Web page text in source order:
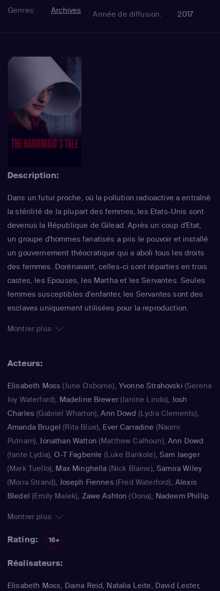
Genres: Archives Année de diffusion: 2017
Description:
Dans un futur proche, où la pollution radioactive a entraîné
la stérilité de la plupart des femmes, les Etats-Unis sont
devenus la République de Gilead. Après un coup d'Etat,
un groupe d'hommes fanatisés a pris le pouvoir et installé
un gouvernement théocratique qui a aboli tous les droits
des femmes. Dorénavant, celles-ci sont réparties en trois
castes, les Epouses, les Martha et les Servantes. Seules
femmes susceptibles d'enfanter, les Servantes sont des
esclaves uniquement utilisées pour la reproduction.
mère d'une fillette, elle a été donnée au Commandant
Volker Schlöndorff, la fable glaçante de Margaret Atwood
Montrer plus
Acteurs:
Elisabeth Moss (June Osborne), Yvonne Strahovski (Serena
Joy Waterford), Madeline Brewer(Janine Lindo), Josh
Charles (Gabriel Wharton),Ann Dowd (Lydia Clements),
Amanda Brugel (Rita Blue), Ever Carradine (Naomi
Putnam),Jonathan Watton (Matthew Calhoun),Ann Dowd
(tante Lydia),O-T Fagbenle (Luke Bankole),Sam Jaeger
(Mark Tuello), Max Minghella (Nick Blaine),Samira Wiley
(Moira Strand), Joseph Fiennes (Fred Waterford), Alexis
Bledel (Emily Malek), Zawe Ashton (Oona), Nadeem Phillip
(Aunt Lydia Clements)
Montrer plus
Rating: 16+
Réalisateurs:
Elisabeth Moss, Daina Reid, Natalia Leite, David Lester,